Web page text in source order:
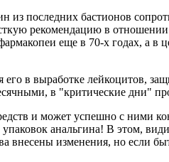
из последних бастионов
рекомендацию в
еще в 70-х годах, а в
его в выработке лейкоцитов,
в "критические дни"
и может успешно с ними
упаковок анальгина! В этом,
внесены изменения, но если